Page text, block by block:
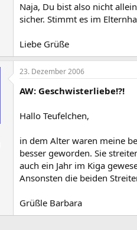
Naja, Du bist also nicht
sicher. Stimmt es im
Liebe Grüße
23. Dezember 2006
AW: Geschwisterliebe!?!
Hallo Teufelchen,
in dem Alter waren meine
besser geworden. Sie
auch ein Jahr im Kiga
Ansonsten die beiden
Grüßle Barbara